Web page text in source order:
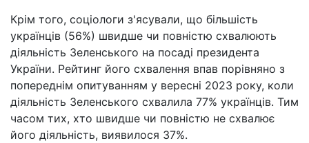
Крім того, соціологи з'ясували, що більшість
українців (56%) швидше чи повністю схвалюють
діяльність Зеленського на посаді президента
України. Рейтинг його схвалення впав порівняно з
попереднім опитуванням у вересні 2023 року, коли
діяльність Зеленського схвалила 77% українців. Тим
часом тих, хто швидше чи повністю не схвалює
його діяльність, виявилося 37%.